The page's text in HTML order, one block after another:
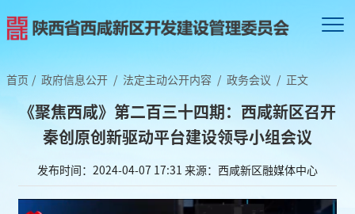
首页 / 政府信息公开 / 法定主动公开内容 / 政务会议 / 正文
《聚焦西咸》第二百三十四期：西咸新区召开
秦创原创新驱动平台建设领导小组会议
发布时间：2024-04-07 17:31 来源：西咸新区融媒体中心